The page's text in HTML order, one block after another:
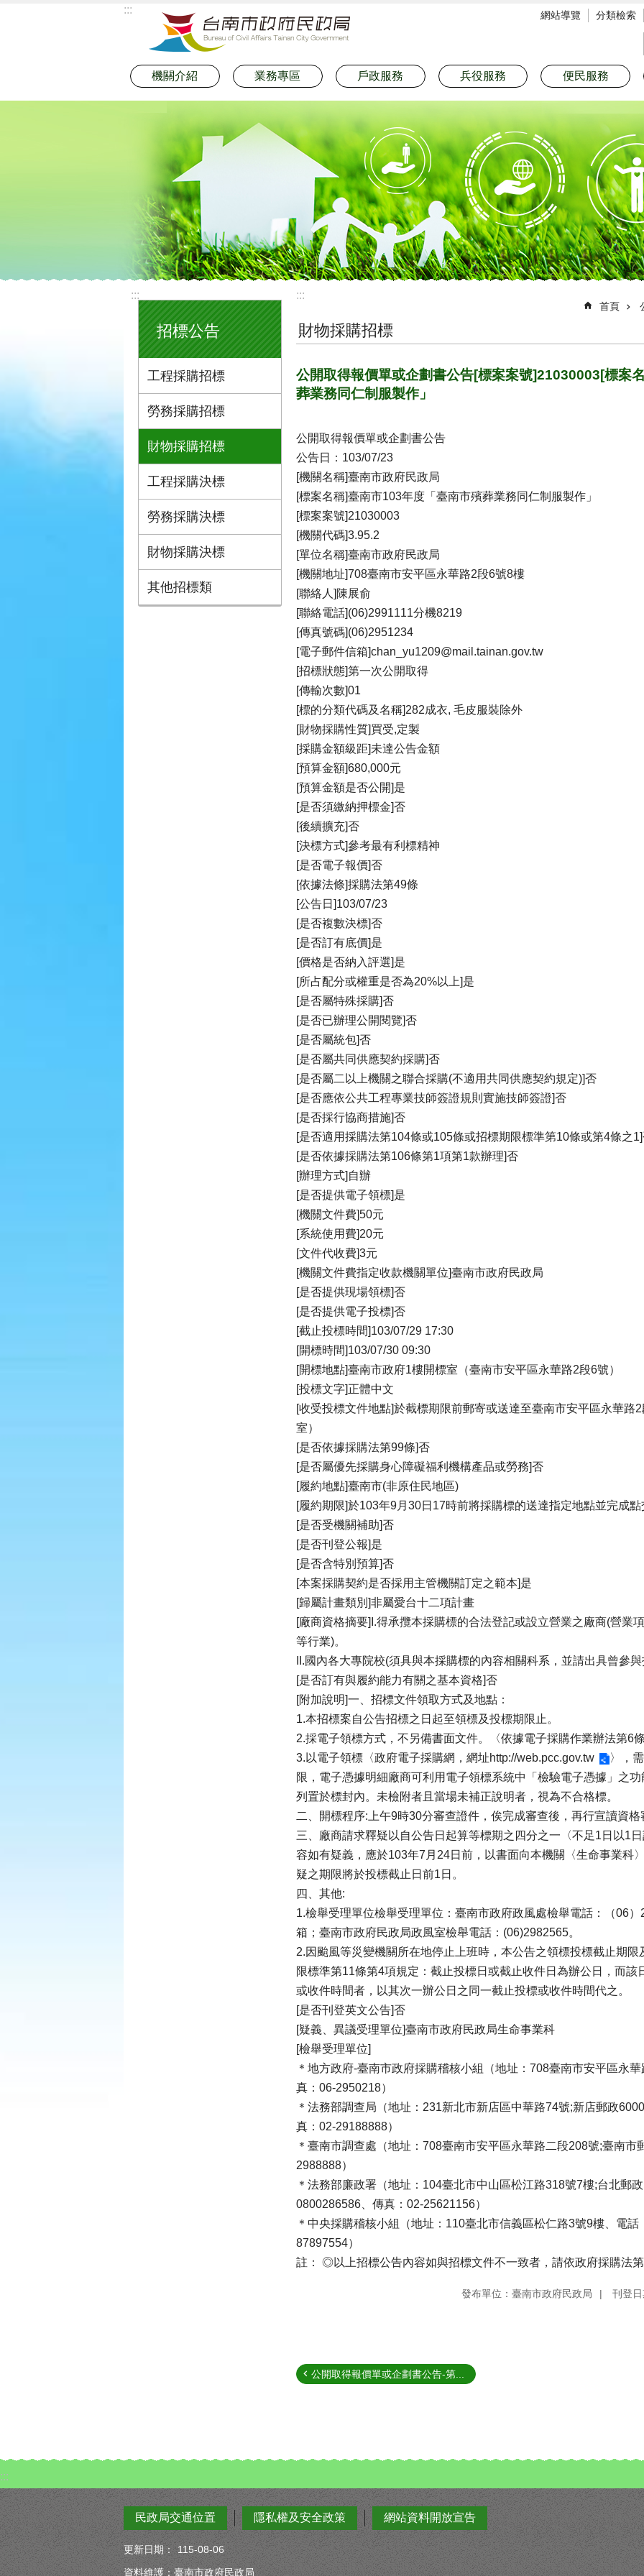
::: 網站導覽 分類檢索
機關介紹 業務專區 戶政服務 兵役服務 便民服務
:::
招標公告
工程採購招標
勞務採購招標
財物採購招標
工程採購決標
勞務採購決標
財物採購決標
其他招標類
:::
首頁
財物採購招標
公開取得報價單或企劃書公告[標案案號]21030003[標案
葬業務同仁制服製作」
公開取得報價單或企劃書公告
公告日：103/07/23
[機關名稱]臺南市政府民政局
[標案名稱]臺南市103年度「臺南市殯葬業務同仁制服製作」
[標案案號]21030003
[機關代碼]3.95.2
[單位名稱]臺南市政府民政局
[機關地址]708臺南市安平區永華路2段6號8樓
[聯絡人]陳展俞
[聯絡電話](06)2991111分機8219
[傳真號碼](06)2951234
[電子郵件信箱]chan_yu1209@mail.tainan.gov.tw
[招標狀態]第一次公開取得
[傳輸次數]01
[標的分類代碼及名稱]282成衣, 毛皮服裝除外
[財物採購性質]買受,定製
[採購金額級距]未達公告金額
[預算金額]680,000元
[預算金額是否公開]是
[是否須繳納押標金]否
[後續擴充]否
[決標方式]參考最有利標精神
[是否電子報價]否
[依據法條]採購法第49條
[公告日]103/07/23
[是否複數決標]否
[是否訂有底價]是
[價格是否納入評選]是
[所占配分或權重是否為20%以上]是
[是否屬特殊採購]否
[是否已辦理公開閱覽]否
[是否屬統包]否
[是否屬共同供應契約採購]否
[是否屬二以上機關之聯合採購(不適用共同供應契約規定)]否
[是否應依公共工程專業技師簽證規則實施技師簽證]否
[是否採行協商措施]否
[是否適用採購法第104條或105條或招標期限標準第10條或第4條之
[是否依據採購法第106條第1項第1款辦理]否
[辦理方式]自辦
[是否提供電子領標]是
[機關文件費]50元
[系統使用費]20元
[文件代收費]3元
[機關文件費指定收款機關單位]臺南市政府民政局
[是否提供現場領標]否
[是否提供電子投標]否
[截止投標時間]103/07/29 17:30
[開標時間]103/07/30 09:30
[開標地點]臺南市政府1樓開標室（臺南市安平區永華路2段6號）
[投標文字]正體中文
[收受投標文件地點]於截標期限前郵寄或送達至臺南市安平區永華路
室）
[是否依據採購法第99條]否
[是否屬優先採購身心障礙福利機構產品或勞務]否
[履約地點]臺南市(非原住民地區)
[履約期限]於103年9月30日17時前將採購標的送達指定地點並完成點
[是否受機關補助]否
[是否刊登公報]是
[是否含特別預算]否
[本案採購契約是否採用主管機關訂定之範本]是
[歸屬計畫類別]非屬愛台十二項計畫
[廠商資格摘要]I.得承攬本採購標的合法登記或設立營業之廠商(營業
等行業)。
II.國內各大專院校(須具與本採購標的內容相關科系，並請出具曾參
[是否訂有與履約能力有關之基本資格]否
[附加說明]一、招標文件領取方式及地點：
1.本招標案自公告招標之日起至領標及投標期限止。
2.採電子領標方式，不另備書面文件。〈依據電子採購作業辦法第6
3.以電子領標〈政府電子採購網，網址http://web.pcc.gov.tw
〉，
限，電子憑據明細廠商可利用電子領標系統中「檢驗電子憑據」之
列置於標封內。未檢附者且當場未補正說明者，視為不合格標。
二、開標程序:上午9時30分審查證件，俟完成審查後，再行宣讀資格
三、廠商請求釋疑以自公告日起算等標期之四分之一〈不足1日以1
容如有疑義，應於103年7月24日前，以書面向本機關〈生命事業科
疑之期限將於投標截止日前1日。
四、其他:
1.檢舉受理單位檢舉受理單位：臺南市政府政風處檢舉電話：（06
箱；臺南市政府民政局政風室檢舉電話：(06)2982565。
2.因颱風等災變機關所在地停止上班時，本公告之領標投標截止期
限標準第11條第4項規定：截止投標日或截止收件日為辦公日，而
或收件時間者，以其次一辦公日之同一截止投標或收件時間代之。
[是否刊登英文公告]否
[疑義、異議受理單位]臺南市政府民政局生命事業科
[檢舉受理單位]
＊地方政府-臺南市政府採購稽核小組（地址：708臺南市安平區永
真：06-2950218）
＊法務部調查局（地址：231新北市新店區中華路74號;新店郵政
真：02-29188888）
＊臺南市調查處（地址：708臺南市安平區永華路二段208號;臺南市
2988888）
＊法務部廉政署（地址：104臺北市中山區松江路318號7樓;台北郵
0800286586、傳真：02-25621156）
＊中央採購稽核小組（地址：110臺北市信義區松仁路3號9樓、電
87897554）
註： ◎以上招標公告內容如與招標文件不一致者，請依政府採購法
發布單位：臺南市政府民政局 刊登
公開取得報價單或企劃書公告-第...
:::
民政局交通位置 隱私權及安全政策 網站資料開放宣告
更新日期：
115-08-06
資料維護：臺南市政府民政局